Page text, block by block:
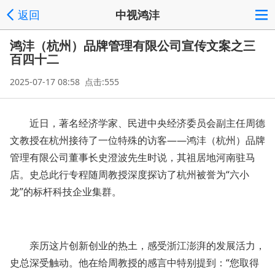
返回 中视鸿沣
鸿沣（杭州）品牌管理有限公司宣传文案之三
百四十二
2025-07-17 08:58 点击:555
近日，著名经济学家、民进中央经济委员会副主任周德
文教授在杭州接待了一位特殊的访客——鸿沣（杭州）品牌
管理有限公司董事长史澄波先生时说，其祖居地河南驻马
店。史总此行专程随周教授深度探访了杭州被誉为“六小
龙”的标杆科技企业集群。
亲历这片创新创业的热土，感受浙江澎湃的发展活力，
史总深受触动。他在给周教授的感言中特别提到：“您取得